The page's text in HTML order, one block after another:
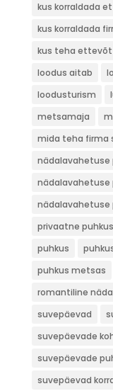
kus korraldada
kus korraldada
kus teha
loodus aitab
loodusturism
metsamaja
mida teha firma
nädalavahetuse
nädalavahetuse
nädalavahetuse
privaatne puhkus
puhkus
puhkus metsas
romantiline
suvepäevad
suvepäevade
suvepäevade
suvepäevad